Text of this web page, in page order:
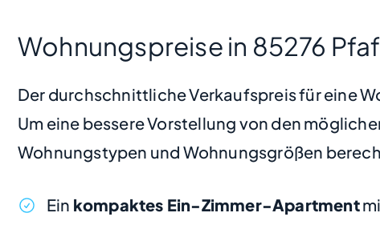
Wohnungspreise in 85276
Der durchschnittliche Verkaufspreis für eine
Um eine bessere Vorstellung von den
Wohnungstypen und Wohnungsgrößen
Ein kompaktes Ein-Zimmer-Apartment